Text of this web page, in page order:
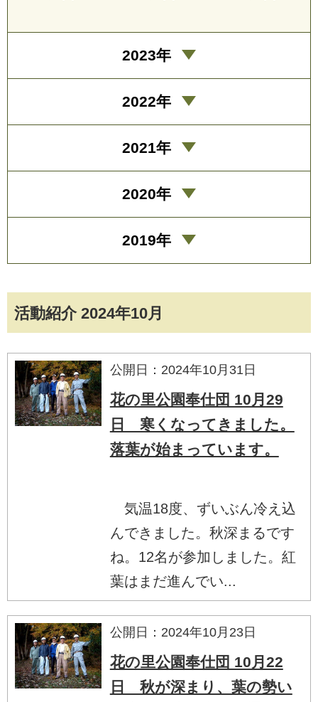
活動紹介 2024年10月
公開日：2024年10月31日
花の里公園奉仕団 10月29
日 寒くなってきました。
落葉が始まっています。
気温18度、ずいぶん冷え込
んできました。秋深まるです
ね。12名が参加しました。紅
葉はまだ進んでい...
公開日：2024年10月23日
花の里公園奉仕団 10月22
日 秋が深まり、葉の勢い
2023年
2022年
2021年
2020年
2019年